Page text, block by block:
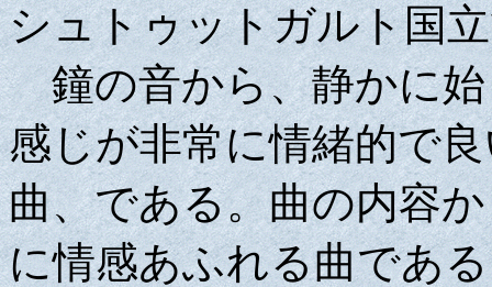
シュトゥットガルト国
鐘の音から、静かに始
感じが非常に情緒的で
曲、である。曲の内容
に情感あふれる曲であ